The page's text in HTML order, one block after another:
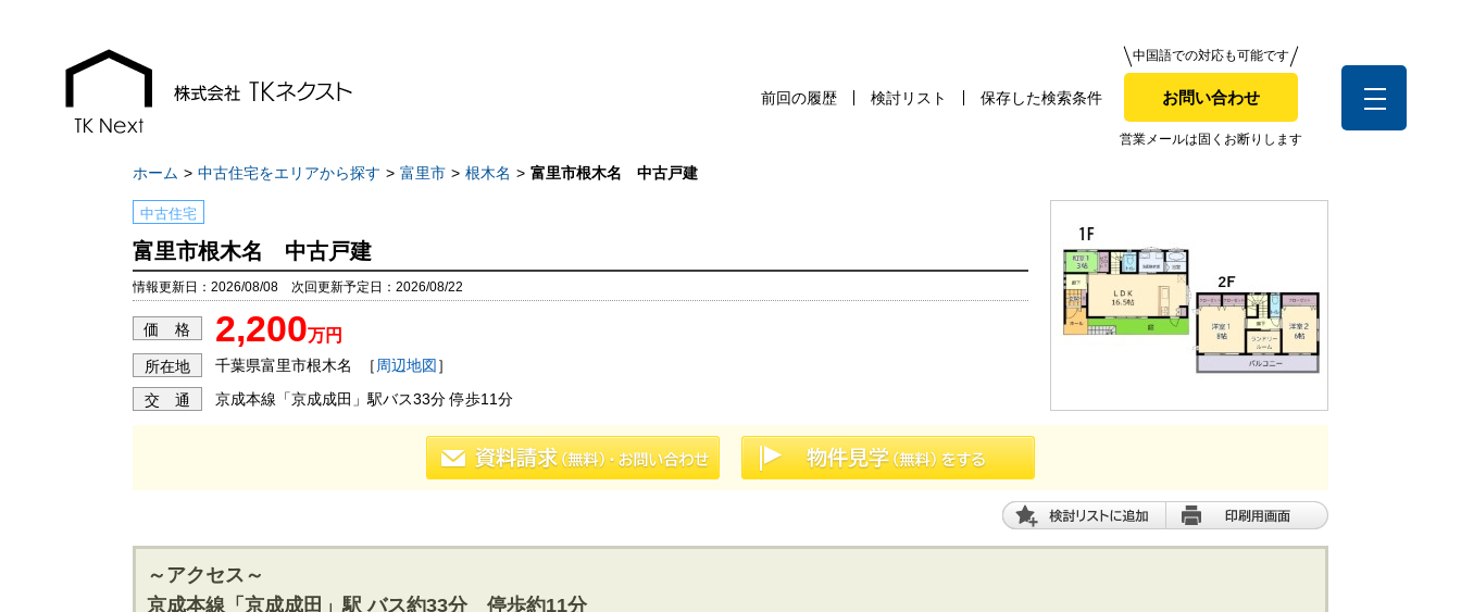
前回の履歴 検討リスト 保存した検索条件
中国語での対応も可能です
お問い合わせ
営業メールは固くお断りします
ホーム 中古住宅をエリアから探す 富里市 根木名 富里市根木名 中古戸建
中古住宅
富里市根木名 中古戸建
情報更新日：2026/08/08 次回更新予定日：2026/08/22
価 格 2,200万円
所在地 千葉県富里市根木名 ［ 周辺地図］
交 通 京成本線「京成成田」駅バス33分 停歩11分
～アクセス～
京成本線「京成成田」駅 バス約33分 停歩約11分
中国語での対応も可能です
お問い合わせ
お知らせ
千葉本店
松戸支店
成田支店
沖縄支店
現地販売会情報
松戸支店
成田支店
沖縄支店
木更津支店
東京支店
沖縄支店
プライバシーポリシー
お客様の声